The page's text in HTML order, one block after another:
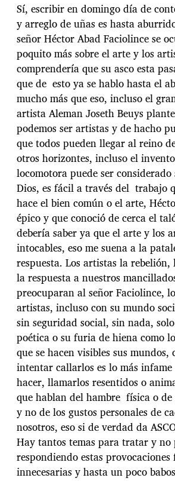
Sí, escribir en domingo día de
y arreglo de uñas es hasta
señor Héctor Abad Faciolince se
poquito más sobre el arte y los
comprendería que su asco esta
que de esto ya se hablo hasta el
mucho más que eso, incluso el
artista Aleman Joseth Beuys
podemos ser artistas y de hacho
que todos pueden llegar al reino
otros horizontes, incluso el
locomotora puede ser
Dios, es fácil a través del trabajo
hace el bien común o el arte,
épico y que conoció de cerca el
debería saber ya que el arte y los
intocables, eso me suena a la
respuesta. Los artistas la
la respuesta a nuestros
preocuparan al señor Faciolince,
artistas, incluso con su mundo
sin seguridad social, sin nada,
poética o su furia de hiena como
que se hacen visibles sus mundos,
intentar callarlos es lo más
hacer, llamarlos resentidos o
que hablan del hambre física o
y no de los gustos personales de
nosotros, eso si de verdad da ASCO
Hay tantos temas para tratar y
respondiendo estas
innecesarias y hasta un poco